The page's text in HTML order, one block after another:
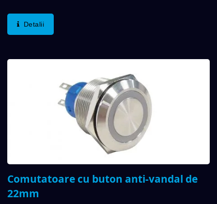
Includ O Clasificare IP67, Funcționalitate SPDT Sau
DPDT...
Detalii
Comutatoare cu buton anti-vandal de
22mm